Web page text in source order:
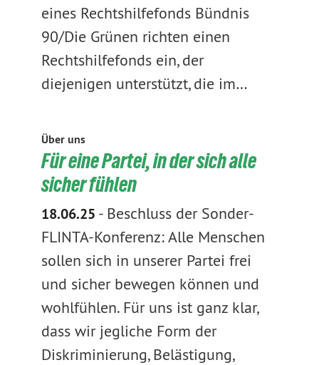
eines Rechtshilfefonds Bündnis
90/Die Grünen richten einen
Rechtshilfefonds ein, der
diejenigen unterstützt, die im…
Über uns
Für eine Partei, in der sich alle
sicher fühlen
18.06.25 - Beschluss der Sonder-
FLINTA-Konferenz: Alle Menschen
sollen sich in unserer Partei frei
und sicher bewegen können und
wohlfühlen. Für uns ist ganz klar,
dass wir jegliche Form der
Diskriminierung, Belästigung,